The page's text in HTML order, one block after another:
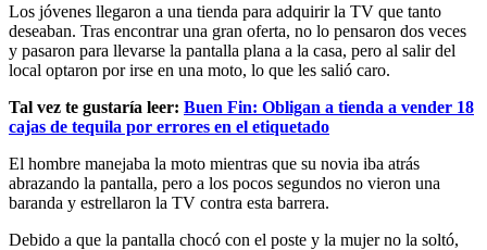
Los jóvenes llegaron a una tienda para adquirir la TV que tanto
deseaban. Tras encontrar una gran oferta, no lo pensaron dos veces
y pasaron para llevarse la pantalla plana a la casa, pero al salir del
local optaron por irse en una moto, lo que les salió caro.
Tal vez te gustaría leer: Buen Fin: Obligan a tienda a vender 18
cajas de tequila por errores en el etiquetado
El hombre manejaba la moto mientras que su novia iba atrás
abrazando la pantalla, pero a los pocos segundos no vieron una
baranda y estrellaron la TV contra esta barrera.
Debido a que la pantalla chocó con el poste y la mujer no la soltó,